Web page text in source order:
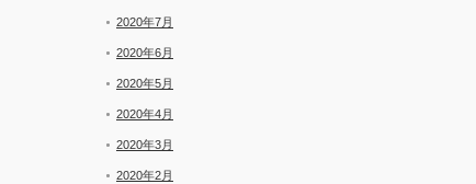
2020年7月
2020年6月
2020年5月
2020年4月
2020年3月
2020年2月